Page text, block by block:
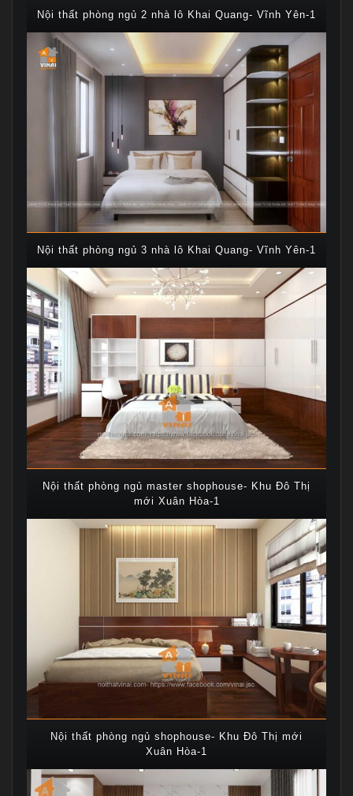
Nội thất phòng ngủ 2 nhà lô Khai Quang- Vĩnh Yên-1
Nội thất phòng ngủ 3 nhà lô Khai Quang- Vĩnh Yên-1
Nội thất phòng ngủ master shophouse- Khu Đô Thị
mới Xuân Hòa-1
Nội thất phòng ngủ shophouse- Khu Đô Thị mới
Xuân Hòa-1